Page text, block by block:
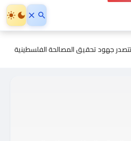
جهود تحقيق المصالحة الفلسطينية